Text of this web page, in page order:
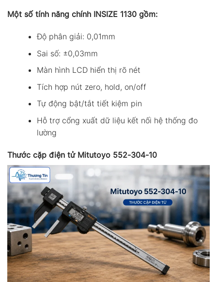
Một số tính năng chính INSIZE 1130 gồm:
Độ phân giải: 0,01mm
Sai số: ±0,03mm
Màn hình LCD hiển thị rõ nét
Tích hợp nút zero, hold, on/off
Tự động bật/tắt tiết kiệm pin
Hỗ trợ cổng xuất dữ liệu kết nối hệ thống đo
lường
Thước cặp điện tử Mitutoyo 552-304-10